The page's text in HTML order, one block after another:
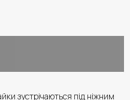
зустрічаються під ніжним